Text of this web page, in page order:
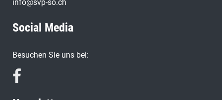
info@svp-so.ch
Social Media
Besuchen Sie uns bei: